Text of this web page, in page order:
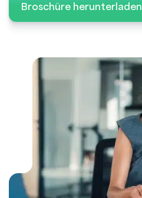
Broschüre herunterladen